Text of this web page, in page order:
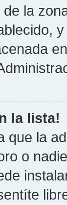
la
la lista!
que la
o